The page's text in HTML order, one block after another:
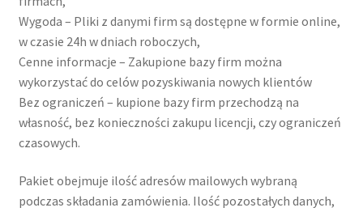
Wygoda – Pliki z danymi firm są dostępne w formie online,
w czasie 24h w dniach roboczych,
Cenne informacje – Zakupione bazy firm można
wykorzystać do celów pozyskiwania nowych klientów
Bez ograniczeń – kupione bazy firm przechodzą na
własność, bez konieczności zakupu licencji, czy ograniczeń
czasowych.
Pakiet obejmuje ilość adresów mailowych wybraną
podczas składania zamówienia. Ilość pozostałych danych,